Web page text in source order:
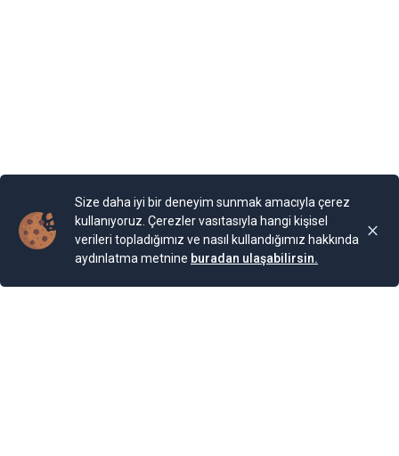
Size daha iyi bir deneyim sunmak amacıyla çerez
kullanıyoruz. Çerezler vasıtasıyla hangi kişisel
verileri topladığımız ve nasıl kullandığımız hakkında
aydınlatma metnine buradan ulaşabilirsin.